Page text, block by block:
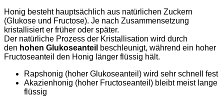
Honig besteht hauptsächlich aus natürlichen Zuckern
(Glukose und Fructose). Je nach Zusammensetzung
kristallisiert er früher oder später.
Der natürliche Prozess der Kristallisation wird durch
den hohen Glukoseanteil beschleunigt, während ein hoher
Fructoseanteil den Honig länger flüssig hält.
Rapshonig (hoher Glukoseanteil) wird sehr schnell fest
Akazienhonig (hoher Fructoseanteil) bleibt meist lange
flüssig